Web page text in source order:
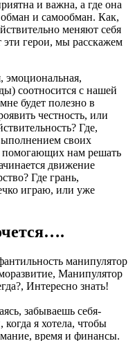
и важна, а где она
обман и самообман. Как,
меняют себя
герои, мы расскажем
эмоциональная,
соотносится с нашей
будет полезно в
честность, или
Где,
своих
помогающих нам решать
движение
Где грань,
играю, или уже
забываешь себя-
я хотела, чтобы
время и финансы.